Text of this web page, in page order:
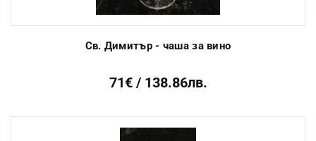
Св. Димитър - чаша за вино
71€ / 138.86лв.